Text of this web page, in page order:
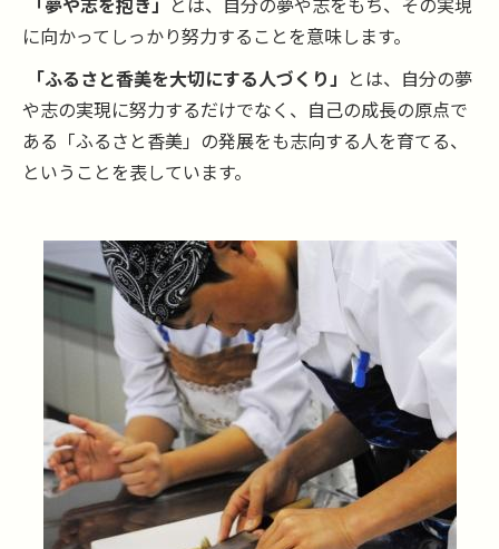
に向かってしっかり努力することを意味します。
「ふるさと香美を大切にする人づくり」 とは、自分の夢
や志の実現に努力するだけでなく、自己の成長の原点で
ある「ふるさと香美」の発展をも志向する人を育てる、
ということを表しています。